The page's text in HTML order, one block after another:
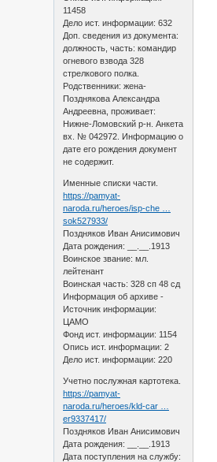
11458
Дело ист. информации: 632
Доп. сведения из документа:
должность, часть: командир
огневого взвода 328
стрелкового полка.
Родственники: жена-
Позднякова Александра
Андреевна, проживает:
Нижне-Ломовский р-н. Анкета
вх. № 042972. Информацию о
дате его рождения документ
не содержит.
Именные списки части.
https://pamyat-
naroda.ru/heroes/isp-che …
sok527933/
Поздняков Иван Анисимович
Дата рождения: __.__.1913
Воинское звание: мл.
лейтенант
Воинская часть: 328 сп 48 сд
Информация об архиве -
Источник информации:
ЦАМО
Фонд ист. информации: 1154
Опись ист. информации: 2
Дело ист. информации: 220
Учетно послужная картотека.
https://pamyat-
naroda.ru/heroes/kld-car …
er9337417/
Поздняков Иван Анисимович
Дата рождения: __.__.1913
Дата поступления на службу: